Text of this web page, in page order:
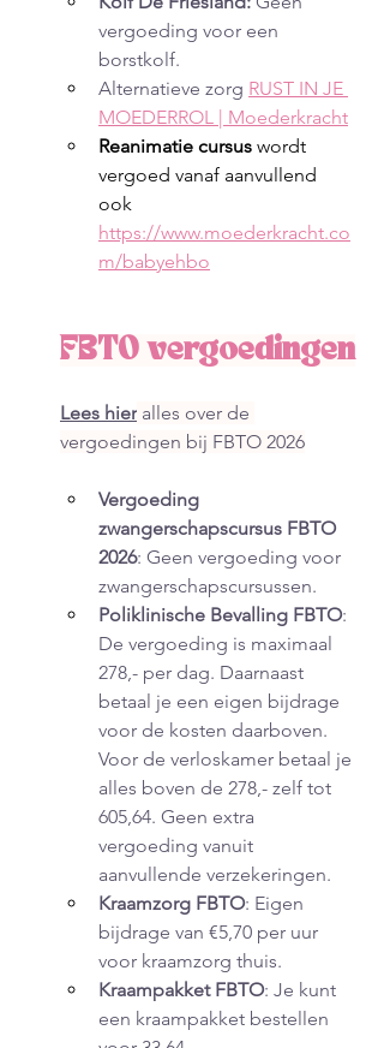
vergoeding voor een
borstkolf.
Alternatieve zorg RUST IN JE
MOEDERROL | Moederkracht
Reanimatie cursus wordt
vergoed vanaf aanvullend
ook
https://www.moederkracht.co
m/babyehbo
FBTO vergoedingen
Lees hier alles over de
vergoedingen bij FBTO 2026
Vergoeding
zwangerschapscursus FBTO
2026: Geen vergoeding voor
zwangerschapscursussen.
Poliklinische Bevalling FBTO:
De vergoeding is maximaal
278,- per dag. Daarnaast
betaal je een eigen bijdrage
voor de kosten daarboven.
Voor de verloskamer betaal je
alles boven de 278,- zelf tot
605,64. Geen extra
vergoeding vanuit
aanvullende verzekeringen.
Kraamzorg FBTO: Eigen
bijdrage van €5,70 per uur
voor kraamzorg thuis.
Kraampakket FBTO: Je kunt
een kraampakket bestellen